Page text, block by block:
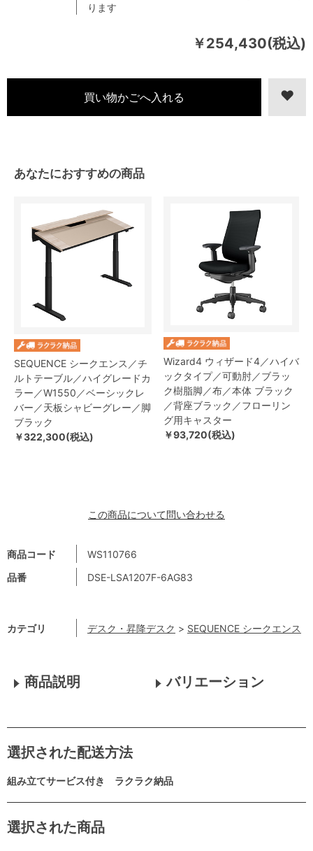
￥254,430(税込)
商品コード
WS110766
品番
DSE-LSA1207F-6AG83
カテゴリ デスク・昇降デスク > SEQUENCE シークエンス
ります
あなたにおすすめの商品
SEQUENCE シークエンス／チ
ルトテーブル／ハイグレードカ
ラー／W1550／ベーシックレ
バー／天板シャビーグレー／脚
ブラック
￥322,300(税込)
Wizard4 ウィザード4／ハイバ
ックタイプ／可動肘／ブラッ
ク樹脂脚／布／本体 ブラック
／背座ブラック／フローリン
グ用キャスター
￥93,720(税込)
この商品について問い合わせる
商品説明 バリエーション
選択された配送方法
組み立てサービス付き ラクラク納品
選択された商品